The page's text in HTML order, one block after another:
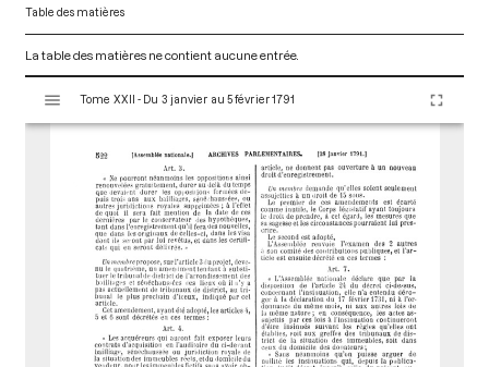
Table des matières
La table des matières ne contient aucune entrée.
s
Tome XXII - Du 3 janvier au 5 février 1791